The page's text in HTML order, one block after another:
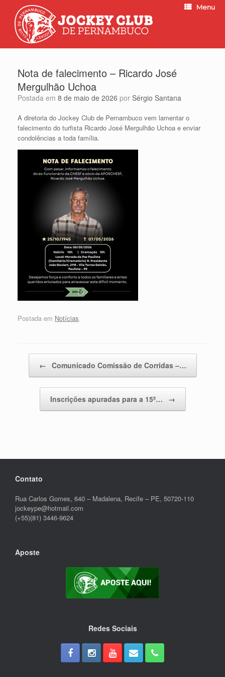
Menu
Nota de falecimento – Ricardo José
Mergulhão Uchoa
Postada em 8 de maio de 2026 por Sérgio Santana
A diretoria do Jockey Club de Pernambuco vem lamentar o
falecimento do turfista Ricardo José Mergulhão Uchoa e enviar
condolências a toda família.
Postada em Notícias.
← Comunicado Comissão de Corridas –…
Inscrições apuradas para a 15ª… →
Contato
Rua Carlos Gomes, 640 – Madalena, Recife – PE, 50720-110
jockeype@hotmail.com
(+55)(81) 3446-9624
Aposte
Redes Sociais